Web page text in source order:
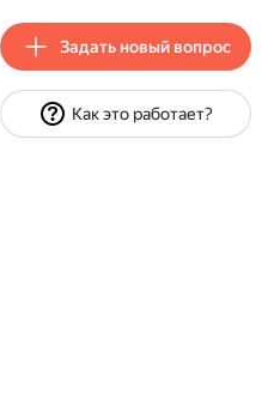
Задать новый вопрос
Как это работает?